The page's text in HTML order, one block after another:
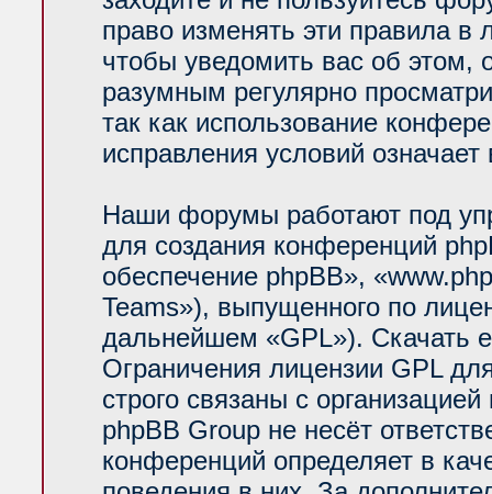
право изменять эти правила
чтобы уведомить вас об
разумным регулярно
так как использование
исправления условий
Наши форумы работают под
для создания конференций
обеспечение phpBB»,
Teams»), выпущенного по
дальнейшем «GPL»). Скачать
Ограничения лицензии GPL
строго связаны с
phpBB Group не несёт
конференций определяет в